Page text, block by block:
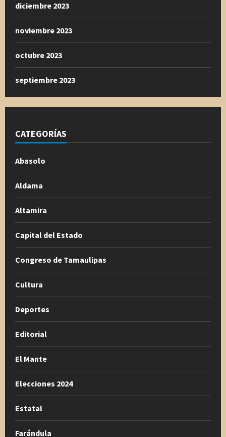
diciembre 2023
noviembre 2023
octubre 2023
septiembre 2023
CATEGORÍAS
Abasolo
Aldama
Altamira
Capital del Estado
Congreso de Tamaulipas
Cultura
Deportes
Editorial
El Mante
Elecciones 2024
Estatal
Farándula